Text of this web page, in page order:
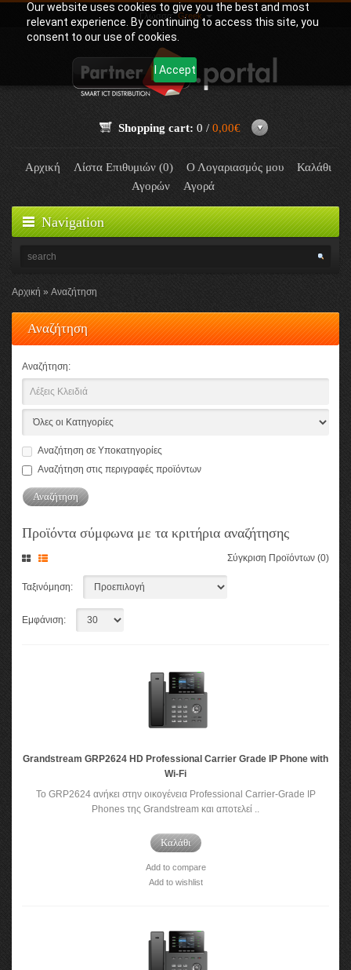
Our website uses cookies to give you the best and most
relevant experience. By continuing to access this site, you
consent to our use of cookies.
I Accept
Γλώσσα:Greek
Shopping cart: 0 / 0,00€
Αρχική Λίστα Επιθυμιών (0) Ο Λογαριασμός μου
Καλάθι
Αγορών
Αγορά
Navigation
Αρχική Αναζήτηση
Αναζήτηση
Αναζήτηση:
Αναζήτηση σε Υποκατηγορίες
Αναζήτηση στις περιγραφές προϊόντων
Προϊόντα σύμφωνα με τα κριτήρια αναζήτησης
Σύγκριση Προϊόντων (0)
Ταξινόμηση:
Εμφάνιση:
Grandstream GRP2624 HD Professional Carrier Grade IP Phone with
Wi-Fi
Το GRP2624 ανήκει στην οικογένεια Professional Carrier-Grade IP
Phones της Grandstream και αποτελεί ..
Καλάθι
Add to compare
Add to wishlist